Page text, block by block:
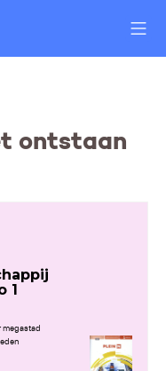
ontstaan
1
megastad